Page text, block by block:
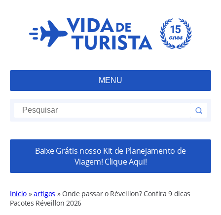
MENU
Baixe Grátis nosso Kit de Planejamento de
Viagem! Clique Aqui!
Início »artigos » Onde passar o Réveillon? Confira 9 dicas
Pacotes Réveillon 2026